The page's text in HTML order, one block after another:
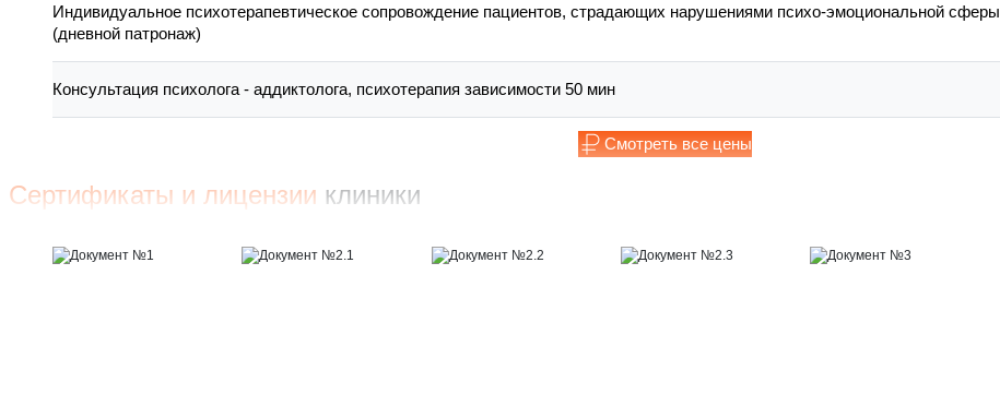
Индивидуальное психотерапевтическое сопровождение пациентов, страдающих нарушениями психо-эмоциональной сферы
(дневной патронаж)
Консультация психолога - аддиктолога, психотерапия зависимости 50 мин
Смотреть все цены
Сертификаты и лицензии клиники